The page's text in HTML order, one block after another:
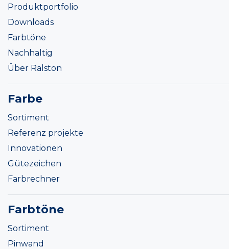
Produktportfolio
Downloads
Farbtöne
Nachhaltig
Über Ralston
Farbe
Sortiment
Referenz projekte
Innovationen
Gütezeichen
Farbrechner
Farbtöne
Sortiment
Pinwand